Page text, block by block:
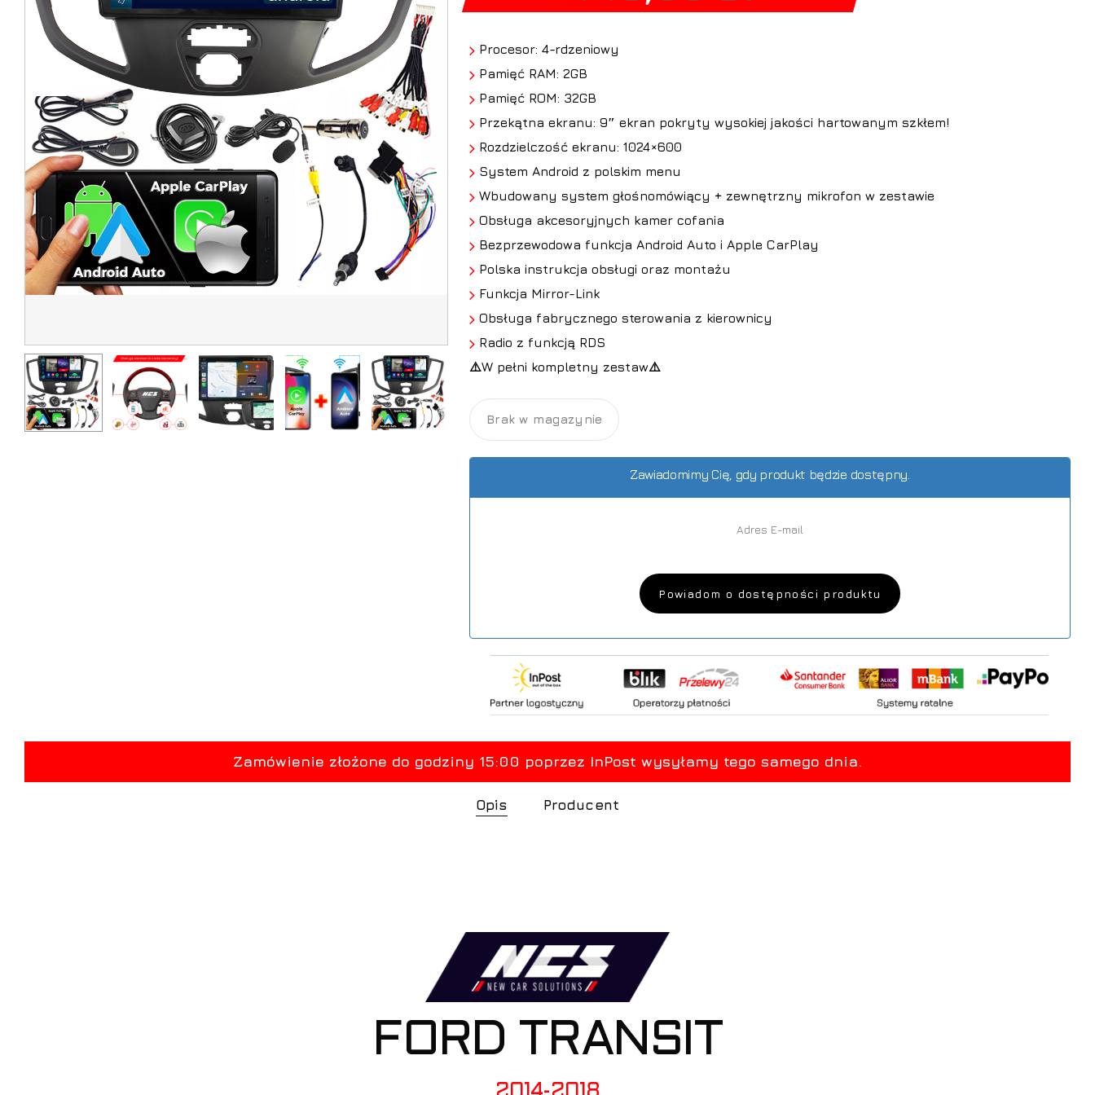
Procesor: 4-rdzeniowy
Pamięć RAM: 2GB
Pamięć ROM: 32GB
Przekątna ekranu: 9″ ekran pokryty wysokiej jakości hartowanym szkłem!
Rozdzielczość ekranu: 1024×600
System Android z polskim menu
Wbudowany system głośnomówiący + zewnętrzny mikrofon w zestawie
Obsługa akcesoryjnych kamer cofania
Bezprzewodowa funkcja Android Auto i Apple CarPlay
Polska instrukcja obsługi oraz montażu
Funkcja Mirror-Link
Obsługa fabrycznego sterowania z kierownicy
Radio z funkcją RDS
⚠️W pełni kompletny zestaw⚠️
Brak w magazynie
Zawiadomimy Cię, gdy produkt będzie dostępny.
Opis Producent
FORD TRANSIT